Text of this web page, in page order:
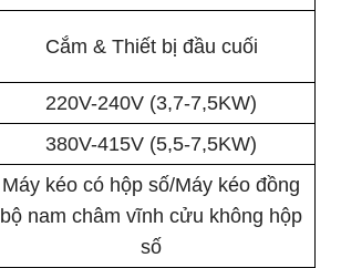
Cắm & Thiết bị đầu cuối
220V-240V (3,7-7,5KW)
380V-415V (5,5-7,5KW)
Máy kéo có hộp số/Máy kéo đồng
bộ nam châm vĩnh cửu không hộp
số